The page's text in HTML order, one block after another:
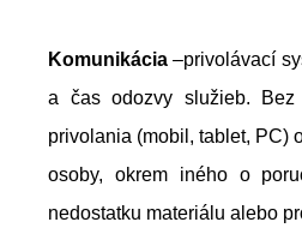
Komunikácia–privolávací
a čas odozvy služieb.
privolania (mobil, tablet, PC)
osoby, okrem iného o
nedostatku materiálu alebo